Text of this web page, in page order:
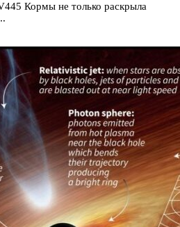
Кормы не только раскрыла